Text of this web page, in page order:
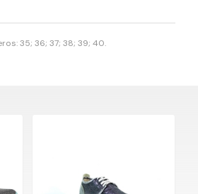
35; 36; 37; 38; 39; 40.